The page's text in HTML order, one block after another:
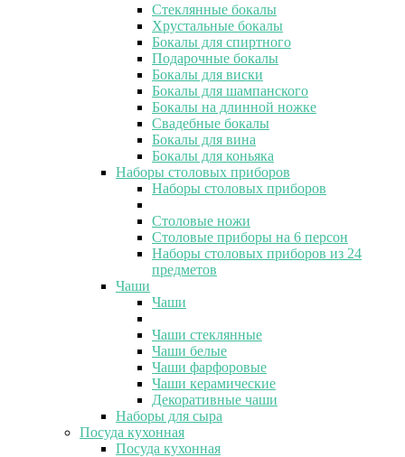
Стеклянные бокалы
Хрустальные бокалы
Бокалы для спиртного
Подарочные бокалы
Бокалы для виски
Бокалы для шампанского
Бокалы на длинной ножке
Свадебные бокалы
Бокалы для вина
Бокалы для коньяка
Наборы столовых приборов
Наборы столовых приборов
Столовые ножи
Столовые приборы на 6 персон
Наборы столовых приборов из 24
предметов
Чаши
Чаши
Чаши стеклянные
Чаши белые
Чаши фарфоровые
Чаши керамические
Декоративные чаши
Наборы для сыра
Посуда кухонная
Посуда кухонная